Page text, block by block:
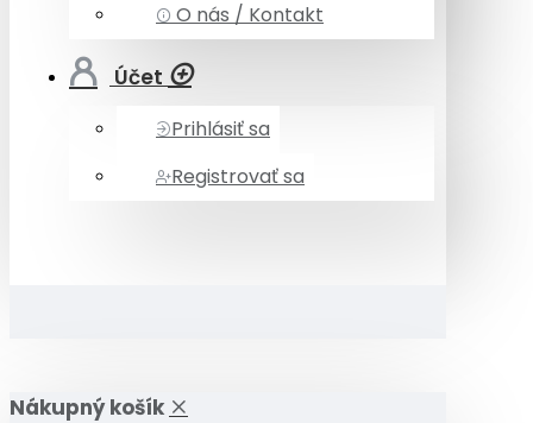
O nás / Kontakt
Účet
Prihlásiť sa
Registrovať sa
Nákupný košík